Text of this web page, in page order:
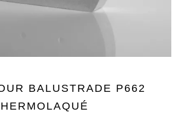
BALUSTRADE P662